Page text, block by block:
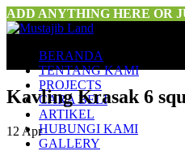
ADD ANYTHING HERE OR
BERANDA
TENTANG KAMI
PROJECTS
CARA BELI
ARTIKEL
HUBUNGI KAMI
GALLERY
Kavling Krasak 6
12 Apr